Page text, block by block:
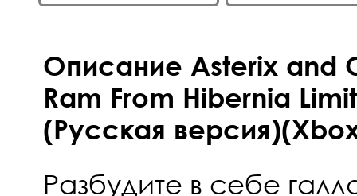
Описание Asterix and
Ram From Hibernia
(Русская
Разбудите в себе